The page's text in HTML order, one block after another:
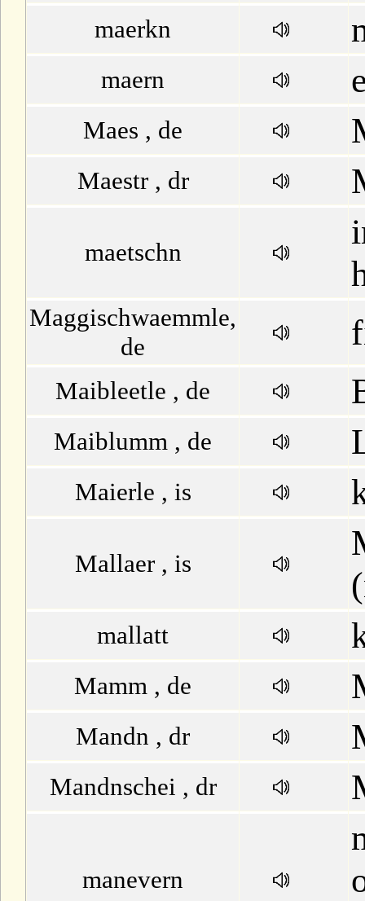
maerkn
maern
Maes , de
Maestr , dr
maetschn
Maggischwaemmle,
de
Maibleetle , de
Maiblumm , de
Maierle , is
Mallaer , is
mallatt
Mamm , de
Mandn , dr
Mandnschei , dr
manevern